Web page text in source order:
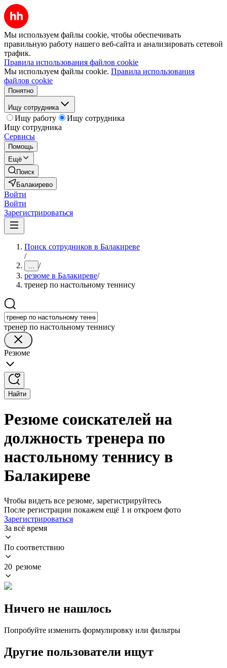
Мы используем файлы cookie, чтобы обеспечивать
правильную работу нашего веб-сайта и анализировать сетевой
трафик.
Правила использования файлов cookie
Мы используем файлы cookie. Правила использования
файлов cookie
Понятно
Ищу сотрудника
Ищу работу
Ищу сотрудника
Ищу сотрудника
Сервисы
Помощь
Ещё
Поиск
Балакирево
Войти
Войти
Зарегистрироваться
Поиск сотрудников в Балакиреве
/
... /
резюме в Балакиреве/
тренер по настольному теннису
тренер по настольному теннису
Резюме
Найти
Резюме соискателей на
должность тренера по
настольному теннису в
Балакиреве
Чтобы видеть все резюме, зарегистрируйтесь
После регистрации покажем ещё 1 и откроем фото
Зарегистрироваться
За всё время
По соответствию
20 резюме
Ничего не нашлось
Попробуйте изменить формулировку или фильтры
Другие пользователи ищут